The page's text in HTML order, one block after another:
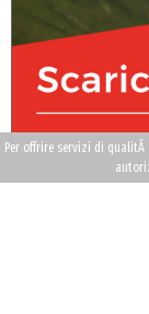
Per offrire servizi di